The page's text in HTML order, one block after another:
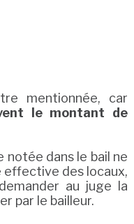
mentionnée, car
le montant de
notée dans le bail ne
effective des locaux,
au juge la
par le bailleur.